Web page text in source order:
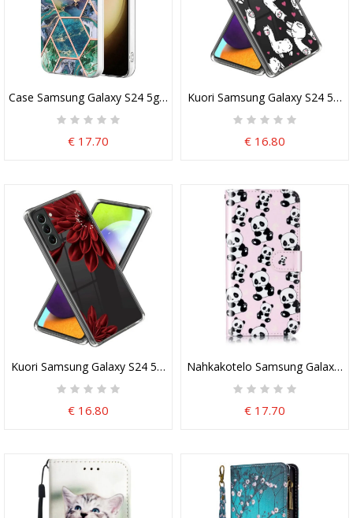
Case Samsung Galaxy S24 5g Puhelinkuoret Geometrinen Marmori
€ 17.70
Kuori Samsung Galaxy S24 5g
€ 16.80
Kuori Samsung Galaxy S24 5g Läpinäkyvä Punainen Kukka
€ 16.80
Nahkakotelo Samsung Galaxy
€ 17.70